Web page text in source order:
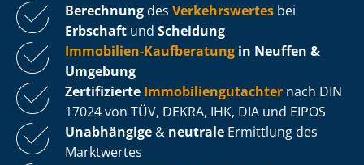
Berechnung des Verkehrswertes bei
Erbschaft und Scheidung
Immobilien-Kaufberatung in Neuffen &
Umgebung
Zertifizierte Im­mo­bi­li­en­gut­ach­ter nach DIN
17024 von TÜV, DEKRA, IHK, DIA und EIPOS
Unabhängige & neutrale Ermittlung des
Marktwertes